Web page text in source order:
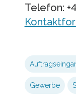
Telefon:
Gewerbe